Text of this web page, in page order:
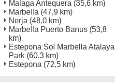
Malaga Antequera (35,6 km)
Marbella (47,9 km)
Nerja (48,0 km)
Marbella Puerto Banus (53,8
km)
Estepona Sol Marbella Atalaya
Park (60,3 km)
Estepona (72,5 km)